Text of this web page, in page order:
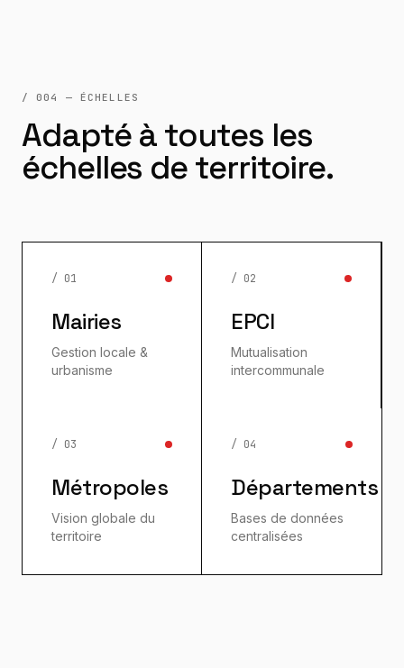
/ 004 — ÉCHELLES
Adapté à toutes les
échelles de territoire.
/ 01
Mairies
Gestion locale &
urbanisme
/ 02
EPCI
Mutualisation
intercommunale
/ 03
Métropoles
Vision globale du
territoire
/ 04
Départements
Bases de données
centralisées